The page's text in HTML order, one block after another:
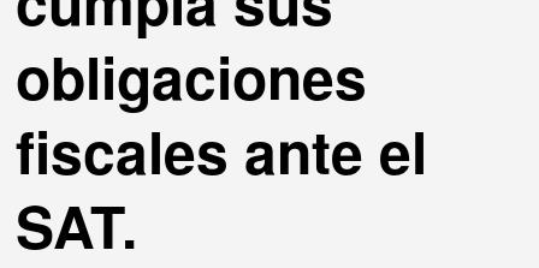
obligaciones
fiscales ante el
SAT.